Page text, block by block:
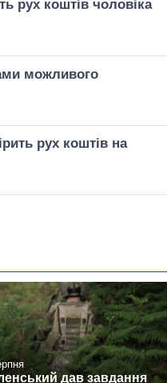
рух коштів чоловіка
можливого
рух коштів на
дав завдання